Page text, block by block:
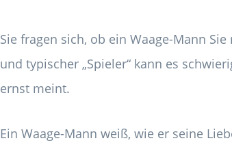
Sie fragen sich, ob ein Waage-Mann
und typischer „Spieler“ kann es
ernst meint.
Ein Waage-Mann weiß, wie er seine